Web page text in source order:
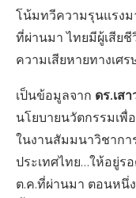
โน้มทวีความรุนแรงม
ที่ผ่านมา ไทยมีผู้เสีย
ความเสียหายทางเศ
เป็นข้อมูลจาก ดร.เส
นโยบายนวัตกรรมเ
ในงานสัมมนาวิชากา
ประเทศไทย…ให้อยู่ร
ต.ค.ที่ผ่านมา ตอนหนึ่